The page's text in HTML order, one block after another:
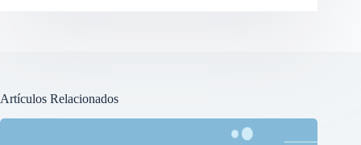
Artículos Relacionados